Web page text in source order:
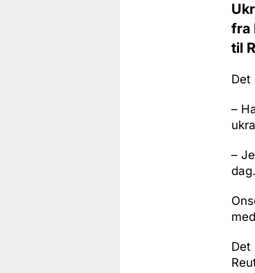
fra
til
Det
–
–
Det